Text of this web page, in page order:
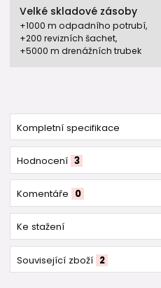
Velké skladové zásoby
+1000 m odpadního potrubí,
+200 revizních šachet,
+5000 m drenážních trubek
Kompletní specifikace
Hodnocení 3
Komentáře 0
Ke stažení
Související zboží 2